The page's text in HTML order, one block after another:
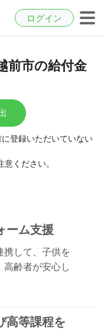
ログイン
前市の給付金
登録いただいていない
ください。
ーム支援
携して、子供を
高齢者が安心し
高等課程を